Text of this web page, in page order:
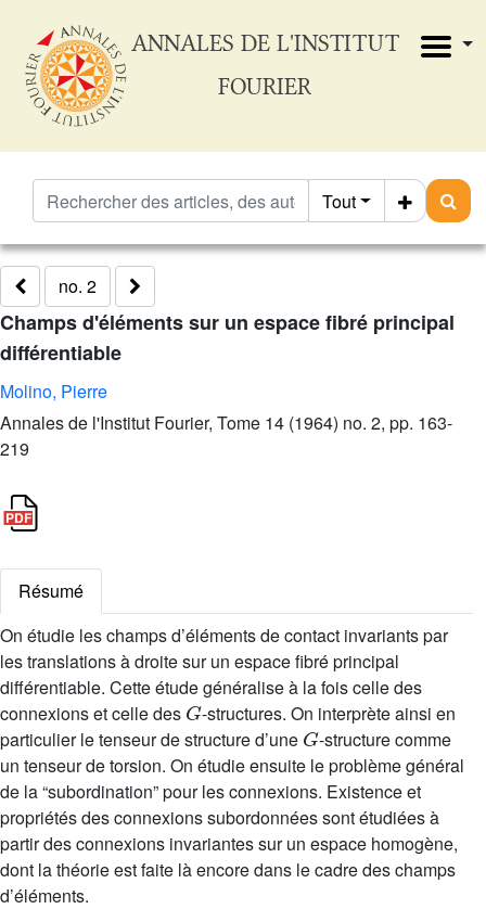
ANNALES DE L'INSTITUT
FOURIER
Tout
no. 2
Champs d'éléments sur un espace fibré principal
différentiable
Molino, Pierre
Annales de l'Institut Fourier, Tome 14 (1964) no. 2, pp. 163-
219
Résumé
On étudie les champs d’éléments de contact invariants par
les translations à droite sur un espace fibré principal
différentiable. Cette étude généralise à la fois celle des
connexions et celle des
G
-structures. On interprète ainsi en
particulier le tenseur de structure d’une
G
-structure comme
un tenseur de torsion. On étudie ensuite le problème général
de la “subordination” pour les connexions. Existence et
propriétés des connexions subordonnées sont étudiées à
partir des connexions invariantes sur un espace homogène,
dont la théorie est faite là encore dans le cadre des champs
d’éléments.